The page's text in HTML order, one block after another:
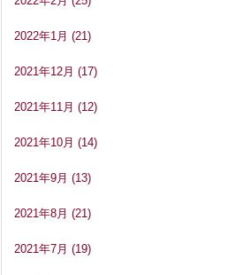
2022年1月 (21)
2021年12月 (17)
2021年11月 (12)
2021年10月 (14)
2021年9月 (13)
2021年8月 (21)
2021年7月 (19)